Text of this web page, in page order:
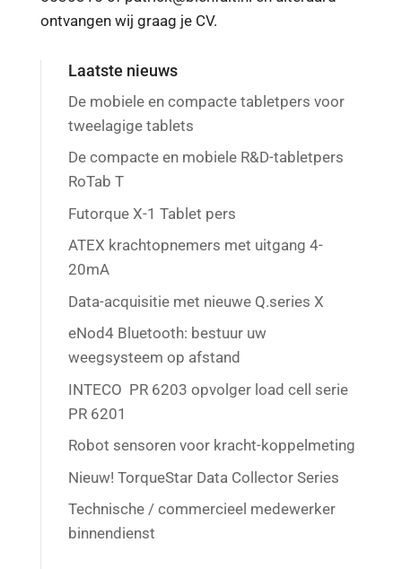
ontvangen wij graag je CV.
Laatste nieuws
De mobiele en compacte tabletpers voor
tweelagige tablets
De compacte en mobiele R&D-tabletpers
RoTab T
Futorque X-1 Tablet pers
ATEX krachtopnemers met uitgang 4-
20mA
Data-acquisitie met nieuwe Q.series X
eNod4 Bluetooth: bestuur uw
weegsysteem op afstand
INTECO PR 6203 opvolger load cell serie
PR 6201
Robot sensoren voor kracht-koppelmeting
Nieuw! TorqueStar Data Collector Series
Technische / commercieel medewerker
binnendienst